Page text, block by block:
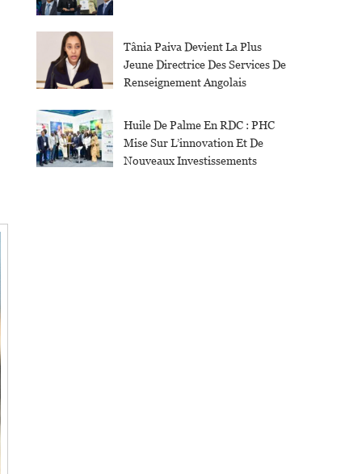
Tânia Paiva Devient La Plus
Jeune Directrice Des Services De
Renseignement Angolais
Huile De Palme En RDC : PHC
Mise Sur L’innovation Et De
Nouveaux Investissements